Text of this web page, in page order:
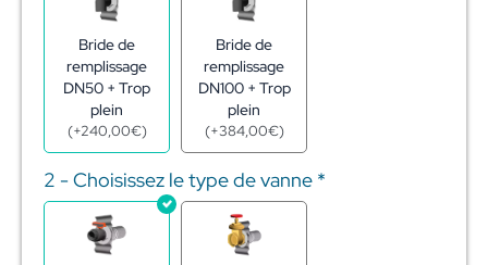
Bride de
remplissage
DN50 + Trop
plein
(+240,00€)
Bride de
remplissage
DN100 + Trop
plein
(+384,00€)
2 - Choisissez le type de vanne *
acier
galva
829
-
h4,22